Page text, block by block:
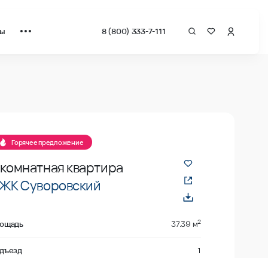
8 (800) 333-7-111
Горячее предложение
квартира
Суворовский
37.39 м2
1